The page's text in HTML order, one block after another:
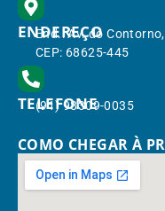
ENDEREÇO
End.: Av. do
CEP: 68625-445
TELEFONE
(91) 98309-0035
COMO CHEGAR À